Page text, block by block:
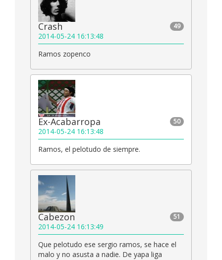
49
Crash
2014-05-24 16:13:48
Ramos zopenco
50
Ex-Acabarropa
2014-05-24 16:13:48
Ramos, el pelotudo de siempre.
51
Cabezon
2014-05-24 16:13:49
Que pelotudo ese sergio ramos, se hace el
malo y no asusta a nadie. De yapa liga